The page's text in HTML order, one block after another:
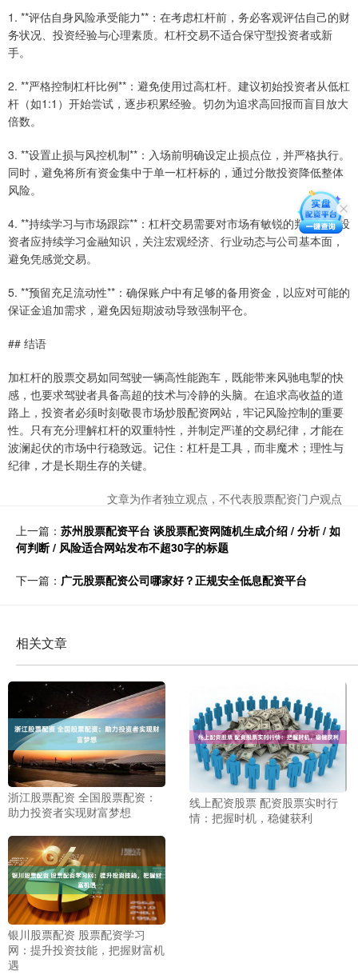
1. **评估自身风险承受能力**：在考虑杠杆前，务必客观评估自己的财
务状况、投资经验与心理素质。杠杆交易不适合保守型投资者或新
手。
2. **严格控制杠杆比例**：避免使用过高杠杆。建议初始投资者从低杠
杆（如1:1）开始尝试，逐步积累经验。切勿为追求高回报而盲目放大
倍数。
3. **设置止损与风控机制**：入场前明确设定止损点位，并严格执行。
同时，避免将所有资金集中于单一杠杆标的，通过分散投资降低整体
风险。
4. **持续学习与市场跟踪**：杠杆交易需要对市场有敏锐的判断力。投
资者应持续学习金融知识，关注宏观经济、行业动态与公司基本面，
避免凭感觉交易。
5. **预留充足流动性**：确保账户中有足够的备用资金，以应对可能的
保证金追加需求，避免因短期波动导致强制平仓。
## 结语
加杠杆的股票交易如同驾驶一辆高性能跑车，既能带来风驰电掣的快
感，也要求驾驶者具备高超的技术与冷静的头脑。在追求高收益的道
路上，投资者必须时刻敬畏市场炒股配资网站，牢记风险控制的重要
性。只有充分理解杠杆的双重特性，并制定严谨的交易纪律，才能在
波澜起伏的市场中行稳致远。记住：杠杆是工具，而非魔术；理性与
纪律，才是长期生存的关键。
文章为作者独立观点，不代表股票配资门户观点
上一篇： 苏州股票配资平台 谈股票配资网随机生成介绍 / 分析 / 如
何判断 / 风险适合网站发布不超30字的标题
下一篇： 广元股票配资公司哪家好？正规安全低息配资平台
相关文章
浙江股票配资 全国股票配资：
助力投资者实现财富梦想
线上配资股票 配资股票实时行
情：把握时机，稳健获利
银川股票配资 股票配资学习
网：提升投资技能，把握财富机
遇